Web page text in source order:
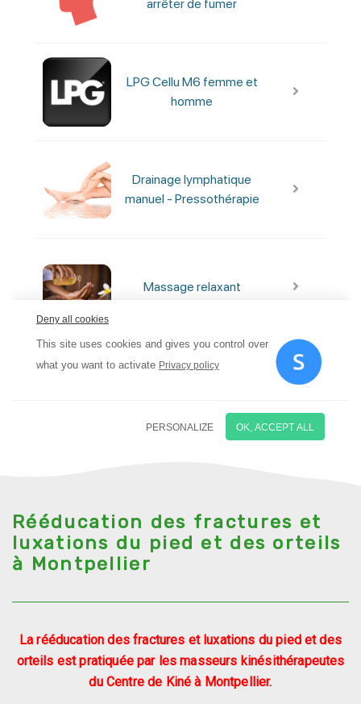
Rééducation des fractures et
luxations du pied et des orteils
à Montpellier
La rééducation des fractures et luxations du pied et des
orteils est pratiquée par les masseurs kinésithérapeutes
du Centre de Kiné à Montpellier.